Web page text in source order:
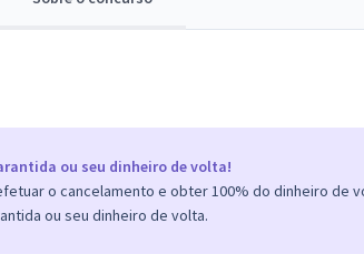
ou seu dinheiro de volta!
o cancelamento e obter 100% do dinheiro de
ou seu dinheiro de volta.